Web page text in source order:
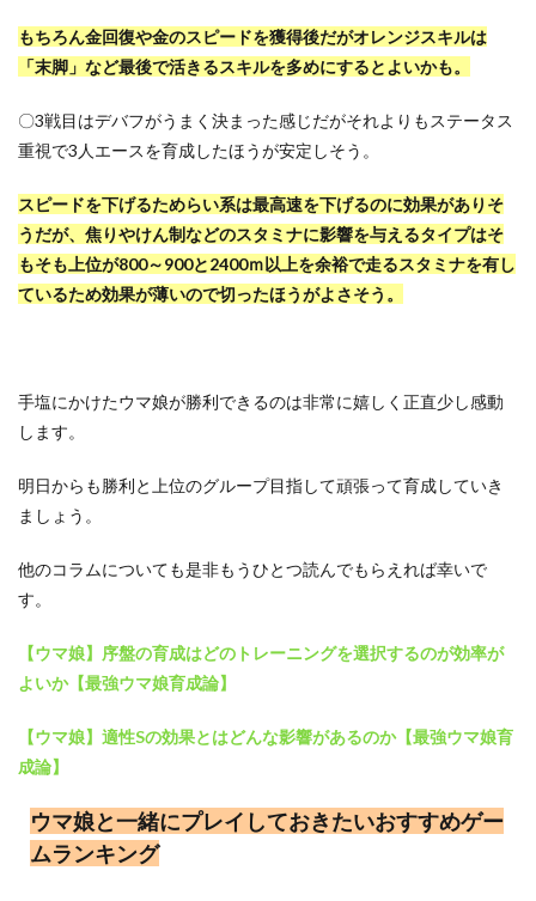
もちろん金回復や金のスピードを獲得後だがオレンジスキルは
「末脚」など最後で活きるスキルを多めにするとよいかも。
〇3戦目はデバフがうまく決まった感じだがそれよりもステータス
重視で3人エースを育成したほうが安定しそう。
スピードを下げるためらい系は最高速を下げるのに効果がありそ
うだが、焦りやけん制などのスタミナに影響を与えるタイプはそ
もそも上位が800～900と2400ｍ以上を余裕で走るスタミナを有し
ているため効果が薄いので切ったほうがよさそう。
手塩にかけたウマ娘が勝利できるのは非常に嬉しく正直少し感動
します。
明日からも勝利と上位のグループ目指して頑張って育成していき
ましょう。
他のコラムについても是非もうひとつ読んでもらえれば幸いで
す。
【ウマ娘】序盤の育成はどのトレーニングを選択するのが効率が
よいか【最強ウマ娘育成論】
【ウマ娘】適性Sの効果とはどんな影響があるのか【最強ウマ娘育
成論】
ウマ娘と一緒にプレイしておきたいおすすめゲー
ムランキング